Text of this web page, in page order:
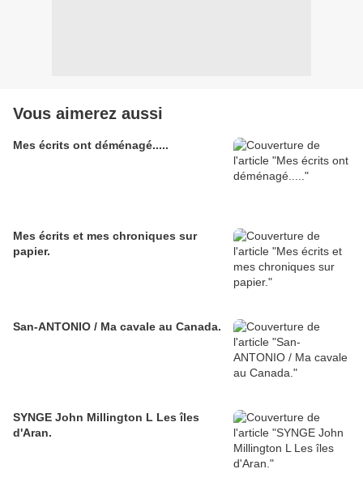
Vous aimerez aussi
Mes écrits ont déménagé.....
Mes écrits et mes chroniques sur
papier.
San-ANTONIO / Ma cavale au Canada.
SYNGE John Millington L Les îles
d'Aran.